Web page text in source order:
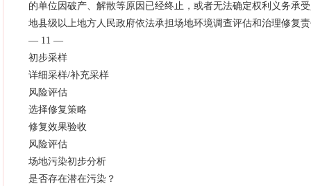
的单位因破产、解散等原因已经终止，或者无法确定权利义务承
地县级以上地方人民政府依法承担场地环境调查评估和治理修复
— 11 —
初步采样
详细采样/补充采样
风险评估
选择修复策略
修复效果验收
风险评估
场地污染初步分析
是否存在潜在污染？